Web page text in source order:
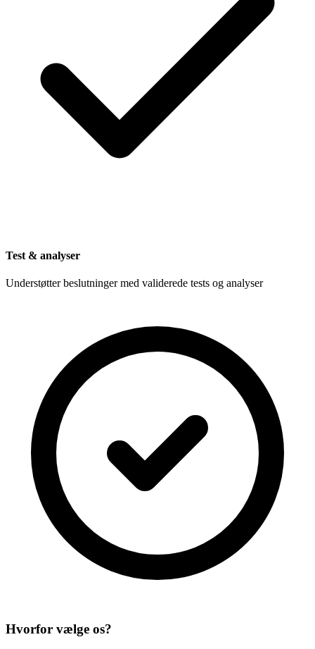
Test & analyser
Understøtter beslutninger med validerede tests og analyser
Hvorfor vælge os?